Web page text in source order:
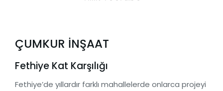
ÇUMKUR İNŞAAT
Fethiye Kat Karşılığı
Fethiye’de yıllardır farklı mahallelerde onlarca projeyi